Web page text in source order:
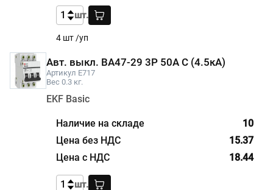
4 шт /уп
шт.
Авт. выкл. ВА47-29 3P 50А С (4.5кА)
Артикул E717
Вес 0.3 кг.
EKF Basic
10
15.37
18.44
шт.